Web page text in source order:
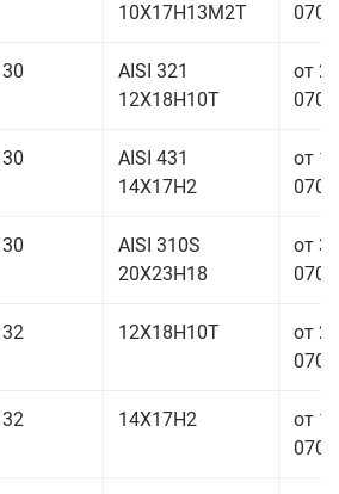
10Х17Н13М2Т
30
AISI 321
12Х18Н10Т
от
30
AISI 431
14Х17Н2
от
30
AISI 310S
20Х23Н18
от
32 12Х18Н10Т
от
32 14Х17Н2
от